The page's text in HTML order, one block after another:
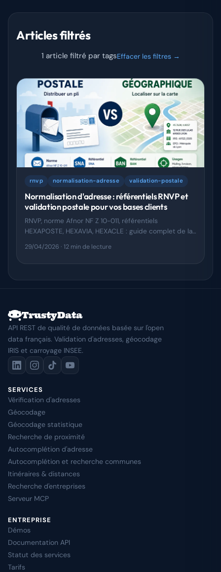
Articles filtrés
1 article filtré par tagsEffacer les filtres →
rnvp normalisation-adresse validation-postale
Normalisation d'adresse : référentiels RNVP et
validation postale pour vos bases clients
RNVP, norme Afnor NF Z 10-011, référentiels
HEXAPOSTE, HEXAVIA, HEXACLE : guide complet de la
BAN.
29/04/2026 · 12 min de lecture
TrustyData
API REST de qualité de données basée sur l'open
data français. Validation d'adresses, géocodage
IRIS et carroyage INSEE.
SERVICES
Vérification d'adresses
Géocodage
Géocodage statistique
Recherche de proximité
Autocomplétion d'adresse
Autocomplétion et recherche communes
Itinéraires & distances
Recherche d'entreprises
Serveur MCP
ENTREPRISE
Démos
Documentation API
Statut des services
Tarifs